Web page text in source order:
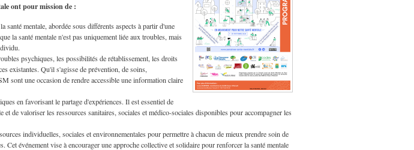
ont pour mission de :
santé mentale, abordée sous différents aspects à partir d'une
la santé mentale n'est pas uniquement liée aux troubles, mais
psychiques, les possibilités de rétablissement, les droits
existantes. Qu'il s'agisse de prévention, de soins,
sont une occasion de rendre accessible une information claire
en favorisant le partage d'expériences. Il est essentiel de
et de valoriser les ressources sanitaires, sociales et médico-sociales disponibles pour accompagner les
individuelles, sociales et environnementales pour permettre à chacun de mieux prendre soin de
Cet événement vise à encourager une approche collective et solidaire pour renforcer la santé mentale